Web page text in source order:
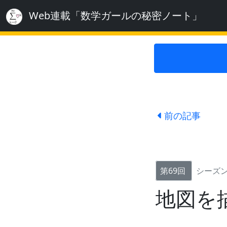
Web連載「数学ガールの秘密ノート」
前の記事
第69回 シーズ
地図を